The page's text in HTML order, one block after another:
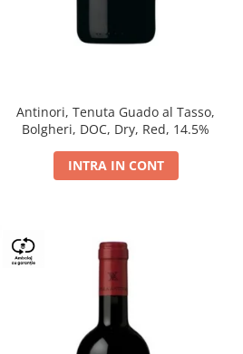
Antinori, Tenuta Guado al Tasso,
Bolgheri, DOC, Dry, Red, 14.5%
INTRA IN CONT